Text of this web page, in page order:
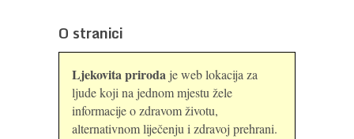
O stranici
Ljekovita priroda je web lokacija za
ljude koji na jednom mjestu žele
informacije o zdravom životu,
alternativnom liječenju i zdravoj prehrani.